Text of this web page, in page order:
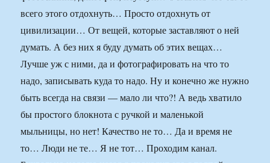
всего этого отдохнуть… Просто отдохнуть от
цивилизации… От вещей, которые заставляют о ней
думать. А без них я буду думать об этих вещах…
Лучше уж с ними, да и фотографировать на что то
надо, записывать куда то надо. Ну и конечно же нужно
быть всегда на связи — мало ли что?! А ведь хватило
бы простого блокнота с ручкой и маленькой
мыльницы, но нет! Качество не то… Да и время не
то… Люди не те… Я не тот… Проходим канал.